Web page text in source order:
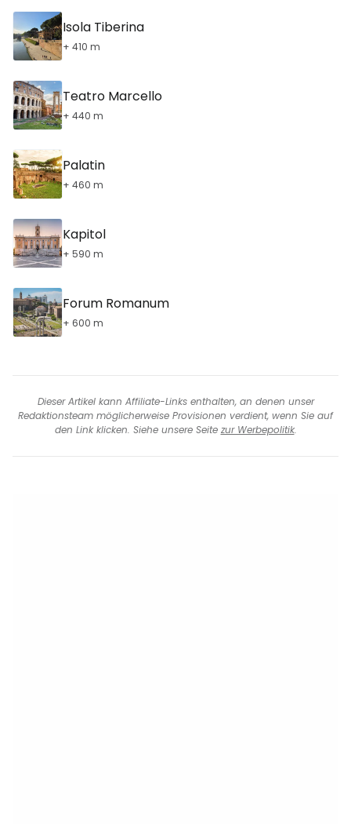
Isola Tiberina
+ 410 m
Teatro Marcello
+ 440 m
Palatin
+ 460 m
Kapitol
+ 590 m
Forum Romanum
+ 600 m
Dieser Artikel kann Affiliate-Links enthalten, an denen unser
Redaktionsteam möglicherweise Provisionen verdient, wenn Sie auf
den Link klicken. Siehe unsere Seite zur Werbepolitik.